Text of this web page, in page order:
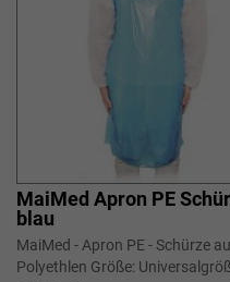
MaiMed Apron PE
blau
MaiMed - Apron PE - Schürze
Polyethlen Größe: